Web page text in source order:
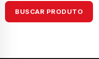
BUSCAR PRODUTO